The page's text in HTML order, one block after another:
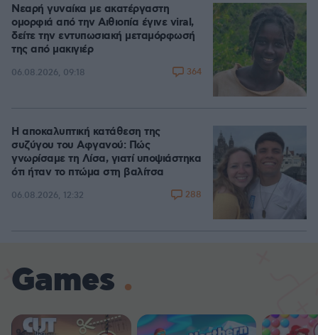
Νεαρή γυναίκα με ακατέργαστη
ομορφιά από την Αιθιοπία έγινε viral,
δείτε την εντυπωσιακή μεταμόρφωσή
της από μακιγιέρ
06.08.2026, 09:18 364
Η αποκαλυπτική κατάθεση της
συζύγου του Αφγανού: Πώς
γνωρίσαμε τη Λίσα, γιατί υποψιάστηκα
ότι ήταν το πτώμα στη βαλίτσα
06.08.2026, 12:32 288
Games